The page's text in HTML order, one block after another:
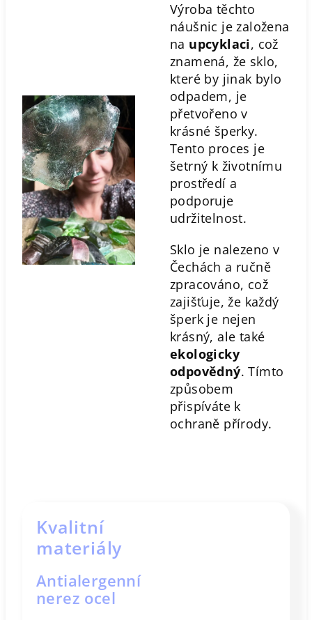
Výroba těchto
náušnic je založena
na upcyklaci, což
znamená, že sklo,
které by jinak bylo
odpadem, je
přetvořeno v
krásné šperky.
Tento proces je
šetrný k životnímu
prostředí a
podporuje
udržitelnost.
Sklo je nalezeno v
Čechách a ručně
zpracováno, což
zajišťuje, že každý
šperk je nejen
krásný, ale také
ekologicky
odpovědný. Tímto
způsobem
přispíváte k
ochraně přírody.
Kvalitní
materiály
Antialergenní
nerez ocel